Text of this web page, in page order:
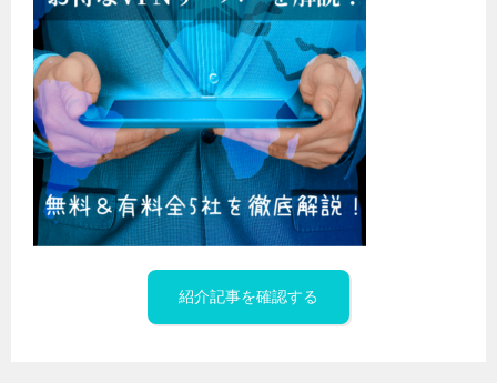
紹介記事を確認する